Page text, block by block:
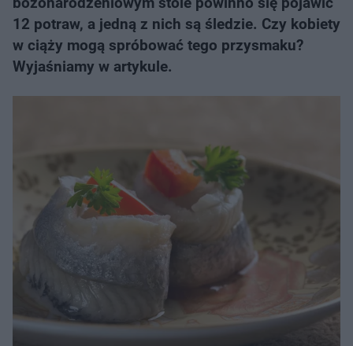
12 potraw, a jedną z nich są śledzie. Czy kobiety
w ciąży mogą spróbować tego przysmaku?
Wyjaśniamy w artykule.